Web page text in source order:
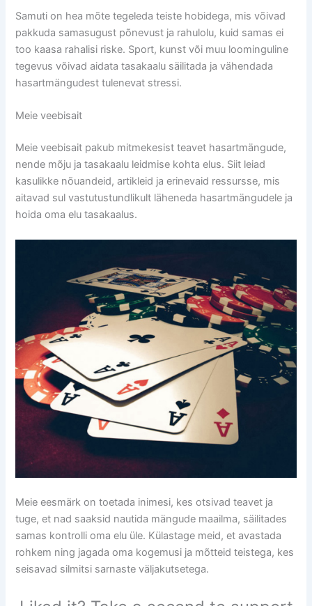
Samuti on hea mõte tegeleda teiste hobidega, mis võivad
pakkuda samasugust põnevust ja rahulolu, kuid samas ei
too kaasa rahalisi riske. Sport, kunst või muu loominguline
tegevus võivad aidata tasakaalu säilitada ja vähendada
hasartmängudest tulenevat stressi.
Meie veebisait
Meie veebisait pakub mitmekesist teavet hasartmängude,
nende mõju ja tasakaalu leidmise kohta elus. Siit leiad
kasulikke nõuandeid, artikleid ja erinevaid ressursse, mis
aitavad sul vastutustundlikult läheneda hasartmängudele ja
hoida oma elu tasakaalus.
Meie eesmärk on toetada inimesi, kes otsivad teavet ja
tuge, et nad saaksid nautida mängude maailma, säilitades
samas kontrolli oma elu üle. Külastage meid, et avastada
rohkem ning jagada oma kogemusi ja mõtteid teistega, kes
seisavad silmitsi sarnaste väljakutsetega.